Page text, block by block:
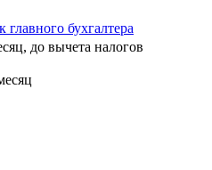
бухгалтера
до вычета налогов